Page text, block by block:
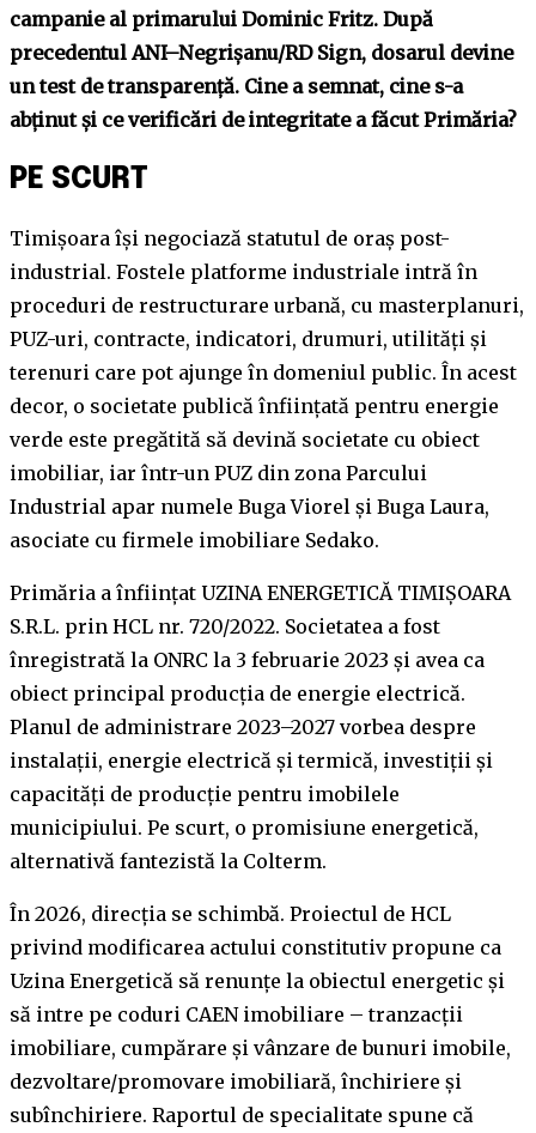
campanie al primarului Dominic Fritz. După
precedentul ANI–Negrișanu/RD Sign, dosarul devine
un test de transparență. Cine a semnat, cine s-a
abținut și ce verificări de integritate a făcut Primăria?
PE SCURT
Timișoara își negociază statutul de oraș post-
industrial. Fostele platforme industriale intră în
proceduri de restructurare urbană, cu masterplanuri,
PUZ-uri, contracte, indicatori, drumuri, utilități și
terenuri care pot ajunge în domeniul public. În acest
decor, o societate publică înființată pentru energie
verde este pregătită să devină societate cu obiect
imobiliar, iar într-un PUZ din zona Parcului
Industrial apar numele Buga Viorel și Buga Laura,
asociate cu firmele imobiliare Sedako.
Primăria a înființat UZINA ENERGETICĂ TIMIȘOARA
S.R.L. prin HCL nr. 720/2022. Societatea a fost
înregistrată la ONRC la 3 februarie 2023 și avea ca
obiect principal producția de energie electrică.
Planul de administrare 2023–2027 vorbea despre
instalații, energie electrică și termică, investiții și
capacități de producție pentru imobilele
municipiului. Pe scurt, o promisiune energetică,
alternativă fantezistă la Colterm.
În 2026, direcția se schimbă. Proiectul de HCL
privind modificarea actului constitutiv propune ca
Uzina Energetică să renunțe la obiectul energetic și
să intre pe coduri CAEN imobiliare – tranzacții
imobiliare, cumpărare și vânzare de bunuri imobile,
dezvoltare/promovare imobiliară, închiriere și
subînchiriere. Raportul de specialitate spune că